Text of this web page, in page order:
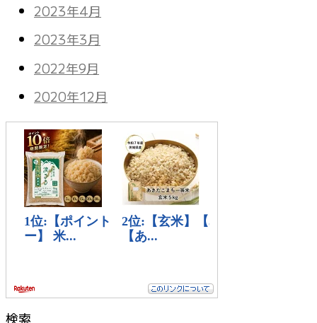
2023年4月
2023年3月
2022年9月
2020年12月
検索